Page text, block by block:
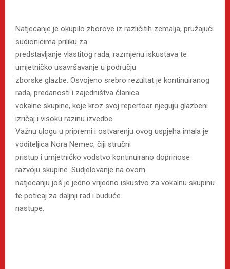
Natjecanje je okupilo zborove iz različitih zemalja, pružajući
sudionicima priliku za
predstavljanje vlastitog rada, razmjenu iskustava te
umjetničko usavršavanje u području
zborske glazbe. Osvojeno srebro rezultat je kontinuiranog
rada, predanosti i zajedništva članica
vokalne skupine, koje kroz svoj repertoar njeguju glazbeni
izričaj i visoku razinu izvedbe.
Važnu ulogu u pripremi i ostvarenju ovog uspjeha imala je
voditeljica Nora Nemec, čiji stručni
pristup i umjetničko vodstvo kontinuirano doprinose
razvoju skupine. Sudjelovanje na ovom
natjecanju još je jedno vrijedno iskustvo za vokalnu skupinu
te poticaj za daljnji rad i buduće
nastupe.